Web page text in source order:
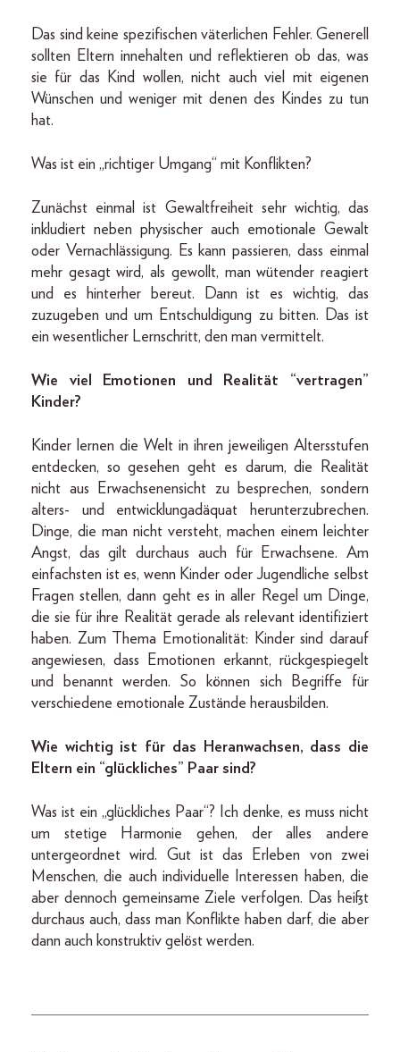
Das sind keine spezifischen väterlichen Fehler. Generell
sollten Eltern innehalten und reflektieren ob das, was
sie für das Kind wollen, nicht auch viel mit eigenen
Wünschen und weniger mit denen des Kindes zu tun
hat.
Was ist ein „richtiger Umgang“ mit Konflikten?
Zunächst einmal ist Gewaltfreiheit sehr wichtig, das
inkludiert neben physischer auch emotionale Gewalt
oder Vernachlässigung. Es kann passieren, dass einmal
mehr gesagt wird, als gewollt, man wütender reagiert
und es hinterher bereut. Dann ist es wichtig, das
zuzugeben und um Entschuldigung zu bitten. Das ist
ein wesentlicher Lernschritt, den man vermittelt.
Wie viel Emotionen und Realität “vertragen”
Kinder?
Kinder lernen die Welt in ihren jeweiligen Altersstufen
entdecken, so gesehen geht es darum, die Realität
nicht aus Erwachsenensicht zu besprechen, sondern
alters- und entwicklungadäquat herunterzubrechen.
Dinge, die man nicht versteht, machen einem leichter
Angst, das gilt durchaus auch für Erwachsene. Am
einfachsten ist es, wenn Kinder oder Jugendliche selbst
Fragen stellen, dann geht es in aller Regel um Dinge,
die sie für ihre Realität gerade als relevant identifiziert
haben. Zum Thema Emotionalität: Kinder sind darauf
angewiesen, dass Emotionen erkannt, rückgespiegelt
und benannt werden. So können sich Begriffe für
verschiedene emotionale Zustände herausbilden.
Wie wichtig ist für das Heranwachsen, dass die
Eltern ein “glückliches” Paar sind?
Was ist ein „glückliches Paar“? Ich denke, es muss nicht
um stetige Harmonie gehen, der alles andere
untergeordnet wird. Gut ist das Erleben von zwei
Menschen, die auch individuelle Interessen haben, die
aber dennoch gemeinsame Ziele verfolgen. Das heißt
durchaus auch, dass man Konflikte haben darf, die aber
dann auch konstruktiv gelöst werden.